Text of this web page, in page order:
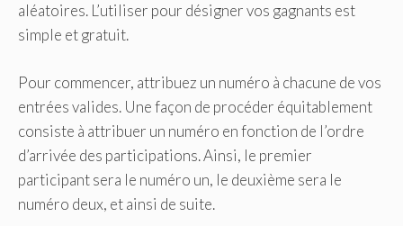
aléatoires. L’utiliser pour désigner vos gagnants est
simple et gratuit.
Pour commencer, attribuez un numéro à chacune de vos
entrées valides. Une façon de procéder équitablement
consiste à attribuer un numéro en fonction de l’ordre
d’arrivée des participations. Ainsi, le premier
participant sera le numéro un, le deuxième sera le
numéro deux, et ainsi de suite.